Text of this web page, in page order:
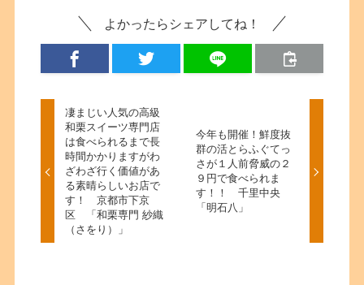
よかったらシェアしてね！
凄まじい人気の高級
和栗スイーツ専門店
は食べられるまで長
時間かかりますがわ
ざわざ行く価値があ
る素晴らしいお店で
す！ 京都市下京
区 「和栗専門 紗織
（さをり）」
今年も開催！鮮度抜
群の活とらふぐてっ
さが１人前脅威の２
９円で食べられま
す！！ 千里中央
「明石八」